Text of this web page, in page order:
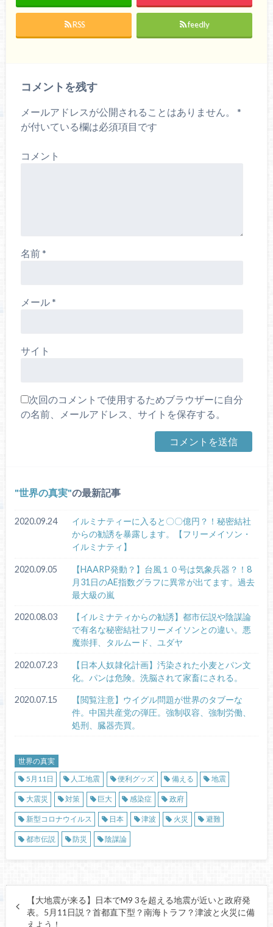
ド
ウ
き
さ
い
(
新
し
ウ
で
ま
す
)
RSS feedly
コメントを残す
メールアドレスが公開されることはありません。
*
が付いている欄は必須項目です
コメント
名前*
メール*
サイト
次回のコメントで使用するためブラウザーに自分
の名前、メールアドレス、サイトを保存する。
世界の真実 の最新記事
2020.09.24
イルミナティーに入ると〇〇億円？！秘密結社
からの勧誘を暴露します。【フリーメイソン・
イルミナティ】
2020.09.05
【HAARP発動？】台風１０号は気象兵器？！8
月31日のAE指数グラフに異常が出てます。過去
最大級の嵐
2020.08.03
【イルミナティからの勧誘】都市伝説や陰謀論
で有名な秘密結社フリーメイソンとの違い。悪
魔崇拝、タルムード、ユダヤ
2020.07.23
【日本人奴隷化計画】汚染された小麦とパン文
化。パンは危険。洗脳されて家畜にされる。
2020.07.15
【閲覧注意】ウイグル問題が世界のタブーな
件。中国共産党の弾圧。強制収容、強制労働、
処刑、臓器売買。
世界の真実
5月11日
人工地震 便利グッズ 備える 地震
大震災 対策 巨大 感染症 政府
新型コロナウイルス 日本 津波 火災 避難
都市伝説 防災 陰謀論
【大地震が来る】日本でM9 3を超える地震が近いと政府発
表。5月11日説？首都直下型？南海トラフ？津波と火災に備
えよう！